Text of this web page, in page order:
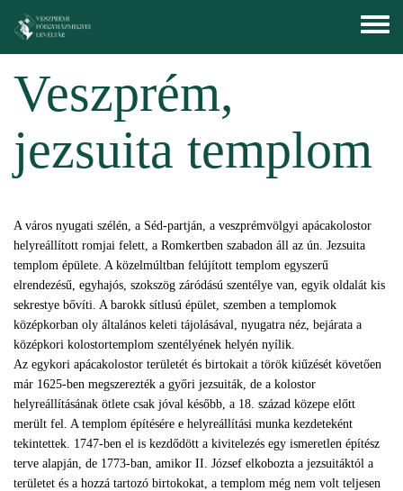
Toggle
menu
Veszprém,
jezsuita templom
A város nyugati szélén, a Séd-partján, a veszprémvölgyi apácakolostor
helyreállított romjai felett, a Romkertben szabadon áll az ún. Jezsuita
templom épülete. A közelmúltban felújított templom egyszerű
elrendezésű, egyhajós, szokszög záródású szentélye van, egyik oldalát kis
sekrestye bővíti. A barokk sítlusú épület, szemben a templomok
középkorban oly általános keleti tájolásával, nyugatra néz, bejárata a
középkori kolostortemplom szentélyének helyén nyílik.
Az egykori apácakolostor területét és birtokait a török kiűzését követően
már 1625-ben megszerezték a győri jezsuiták, de a kolostor
helyreállításának ötlete csak jóval később, a 18. század közepe előtt
merült fel. A templom építésére e helyreállítási munka kezdeteként
tekintettek. 1747-ben el is kezdődött a kivitelezés egy ismeretlen építész
terve alapján, de 1773-ban, amikor II. József elkobozta a jezsuitáktól a
területet és a hozzá tartozó birtokokat, a templom még nem volt teljesen